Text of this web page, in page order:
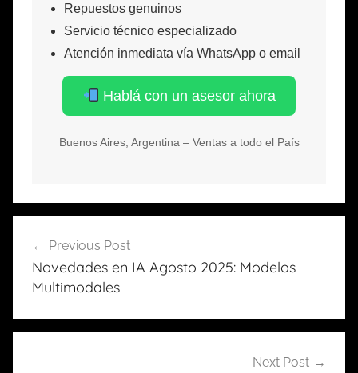
Repuestos genuinos
Servicio técnico especializado
Atención inmediata vía WhatsApp o email
Hablá con un asesor ahora
Buenos Aires, Argentina – Ventas a todo el País
Navegación
de
Previous Post
Novedades en IA Agosto 2025: Modelos
Multimodales
Next Post